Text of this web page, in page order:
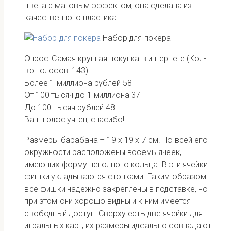
цвета с матовым эффектом, она сделана из
качественного пластика.
Набор для покера
Опрос: Самая крупная покупка в интернете (Кол-
во голосов: 143)
Более 1 миллиона рублей 58
От 100 тысяч до 1 миллиона 37
До 100 тысяч рублей 48
Ваш голос учтен, спасибо!
Размеры барабана – 19 х 19 х 7 см. По всей его
окружности расположены восемь ячеек,
имеющих форму неполного кольца. В эти ячейки
фишки укладываются стопками. Таким образом
все фишки надежно закреплены в подставке, но
при этом они хорошо видны и к ним имеется
свободный доступ. Сверху есть две ячейки для
игральных карт, их размеры идеально совпадают